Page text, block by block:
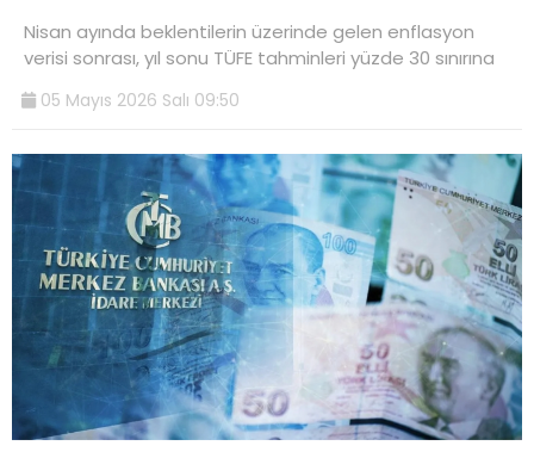
Nisan ayında beklentilerin üzerinde gelen enflasyon
verisi sonrası, yıl sonu TÜFE tahminleri yüzde 30 sınırına
05 Mayıs 2026 Salı 09:50